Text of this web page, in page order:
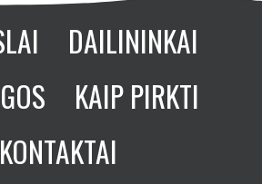
DAILININKAI
KAIP PIRKTI
KONTAKTAI